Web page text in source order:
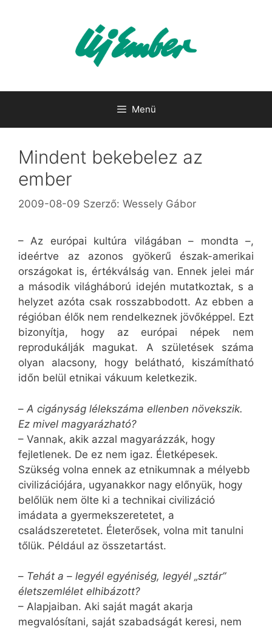
Menü
Mindent bekebelez az
ember
2009-08-09 Szerző: Wessely Gábor
– Az európai kultúra világában – mondta –,
ideértve az azonos gyökerű észak-amerikai
országokat is, értékválság van. Ennek jelei már
a második világháború idején mutatkoztak, s a
helyzet azóta csak rosszabbodott. Az ebben a
régióban élők nem rendelkeznek jövőképpel. Ezt
bizonyítja, hogy az európai népek nem
reprodukálják magukat. A születések száma
olyan alacsony, hogy belátható, kiszámítható
időn belül etnikai vákuum keletkezik.
– A cigányság lélekszáma ellenben növekszik.
Ez mivel magyarázható?
– Vannak, akik azzal magyarázzák, hogy
fejletlenek. De ez nem igaz. Életképesek.
Szükség volna ennek az etnikumnak a mélyebb
civilizációjára, ugyanakkor nagy előnyük, hogy
belőlük nem ölte ki a technikai civilizáció
imádata a gyermekszeretetet, a
családszeretetet. Életerősek, volna mit tanulni
tőlük. Például az összetartást.
– Tehát a – legyél egyéniség, legyél „sztár”
életszemlélet elhibázott?
– Alapjaiban. Aki saját magát akarja
megvalósítani, saját szabadságát keresi, nem